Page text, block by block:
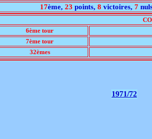
17ème, 23 points, 8 victoires, 7
6ème tour
7ème tour
32èmes
1971/72